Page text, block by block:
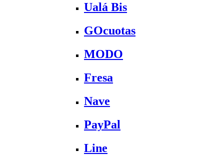
Ualá Bis
GOcuotas
MODO
Fresa
Nave
PayPal
Line